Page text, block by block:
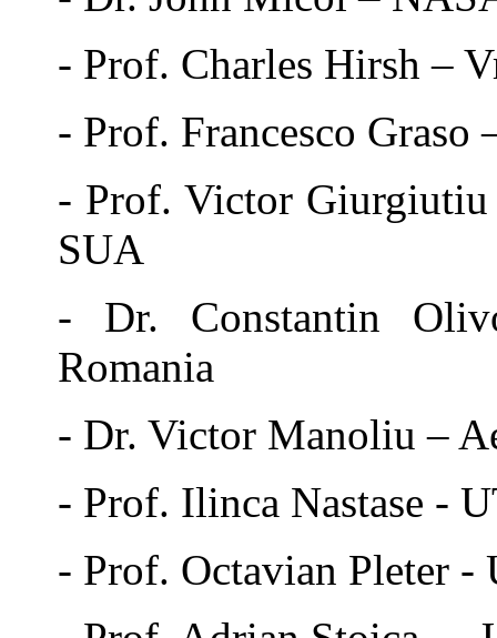
- Prof. Charles Hirsh –
- Prof. Francesco Graso
- Prof. Victor
SUA
- Dr. Constantin
Romania
- Dr. Victor Manoliu –
- Prof. Ilinca Nastase -
- Prof. Octavian Pleter -